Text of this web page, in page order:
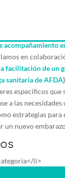
acompañamiento
en
facilitación de un
sanitaria de AFDA)
específicos que
a las necesidades
estrategias
un nuevo
li>